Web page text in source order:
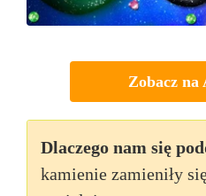
Zobacz na
Dlaczego nam się
kamienie zamieniły